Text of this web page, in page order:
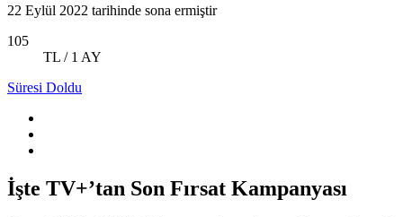
22 Eylül 2022 tarihinde sona ermiştir
105
TL / 1 AY
Süresi Doldu
İşte TV+’tan Son Fırsat Kampanyası